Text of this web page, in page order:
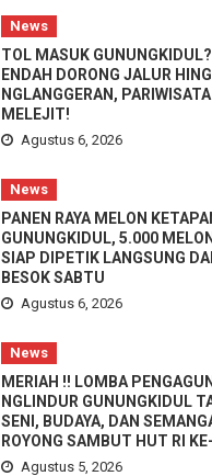
News
TOL MASUK GUNUNGKIDUL?
ENDAH DORONG JALUR
NGLANGGERAN,
MELEJIT!
Agustus 6, 2026
News
PANEN RAYA MELON
GUNUNGKIDUL, 5.000
SIAP DIPETIK LANGSUNG
BESOK SABTU
Agustus 6, 2026
News
MERIAH !! LOMBA
NGLINDUR GUNUNGKIDUL
SENI, BUDAYA, DAN
ROYONG SAMBUT HUT RI
Agustus 5, 2026